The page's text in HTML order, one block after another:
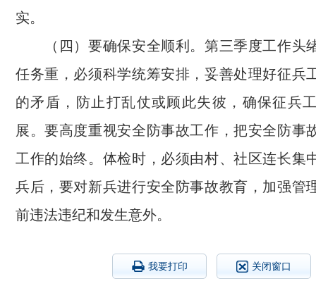
实。
（四）要确保安全顺利。第三季度工作头
任务重，必须科学统筹安排，妥善处理好征兵
的矛盾，防止打乱仗或顾此失彼，确保征兵
展。要高度重视安全防事故工作，把安全防事
工作的始终。体检时，必须由村、社区连长集
兵后，要对新兵进行安全防事故教育，加强管
前违法违纪和发生意外。
我要打印 关闭窗口